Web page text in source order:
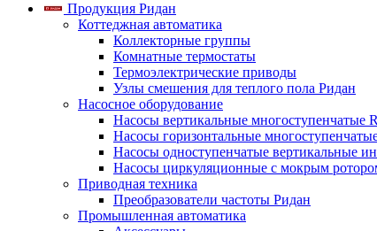
Продукция Ридан
Коттеджная автоматика
Коллекторные группы
Комнатные термостаты
Термоэлектрические приводы
Узлы смешения для теплого пола Ридан
Насосное оборудование
Насосы вертикальные многоступенчатые
Насосы горизонтальные
Насосы одноступенчатые вертикальные
Насосы циркуляционные с мокрым
Приводная техника
Преобразователи частоты Ридан
Промышленная автоматика